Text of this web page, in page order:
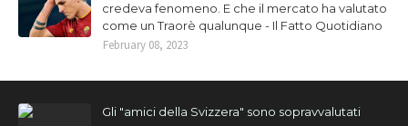
credeva fenomeno. E che il mercato ha valutato
come un Traorè qualunque - Il Fatto Quotidiano
February 08, 2023
Gli "amici della Svizzera" sono sopravvalutati